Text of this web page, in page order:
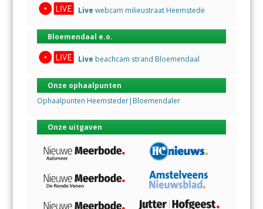
Live webcam milieustraat Heemstede
Bloemendaal e.o.
Live beachcam strand Bloemendaal
Onze ophaalpunten
Ophaalpunten Heemsteder|Bloemendaler
Onze uitgaven